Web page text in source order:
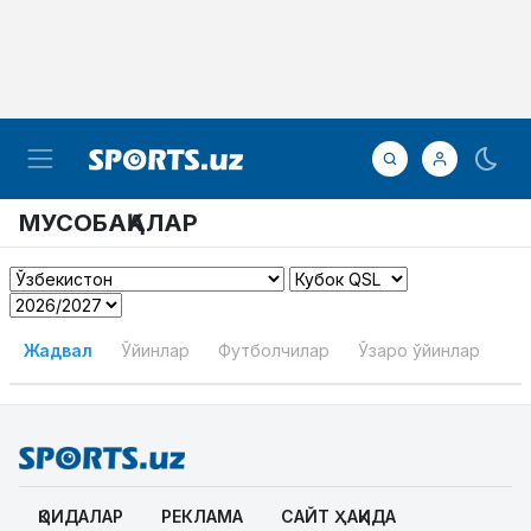
МУСОБАҚАЛАР
Жадвал Ўйинлар Футболчилар Ўзаро ўйинлар
ҚОИДАЛАР РЕКЛАМА САЙТ ҲАҚИДА